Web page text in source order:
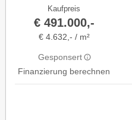
Kaufpreis
€ 491.000,-
€ 4.632,- / m²
Gesponsert
Finanzierung berechnen